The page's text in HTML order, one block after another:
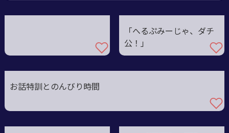
「へるぷみーじゃ、ダチ
公！」
お話特訓とのんびり時間